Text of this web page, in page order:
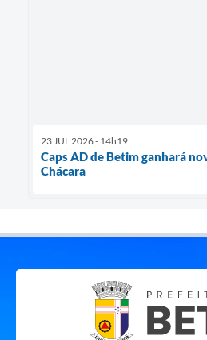
23 JUL 2026 - 14h19
Caps AD de Betim ganhará
Chácara